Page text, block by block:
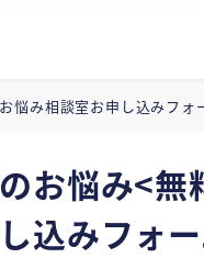
悩み相談室お申し込みフォ
お悩み<無
込みフォ